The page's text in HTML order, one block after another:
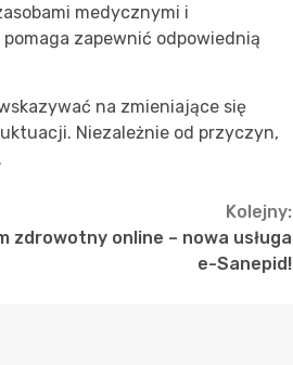
medycznymi i
zapewnić odpowiednią
na zmieniające się
Niezależnie od przyczyn,
Kolejny:
zdrowotny online – nowa usługa
e-Sanepid!